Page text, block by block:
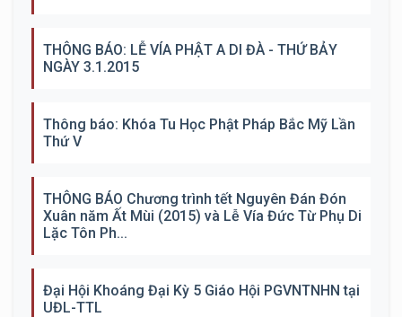
THÔNG BÁO: LỄ VÍA PHẬT A DI ĐÀ - THỨ BẢY
NGÀY 3.1.2015
Thông báo: Khóa Tu Học Phật Pháp Bắc Mỹ Lần
Thứ V
THÔNG BÁO Chương trình tết Nguyên Đán Đón
Xuân năm Ất Mùi (2015) và Lễ Vía Đức Từ Phụ Di
Lặc Tôn Ph...
Đại Hội Khoáng Đại Kỳ 5 Giáo Hội PGVNTNHN tại
UĐL-TTL